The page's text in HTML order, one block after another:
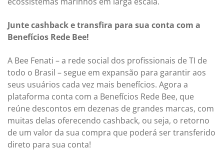
Junte cashback e transfira para sua conta com a
Benefícios Rede Bee!
A Bee Fenati – a rede social dos profissionais de TI de
todo o Brasil – segue em expansão para garantir aos
seus usuários cada vez mais benefícios. Agora a
plataforma conta com a Benefícios Rede Bee, que
reúne descontos em dezenas de grandes marcas, com
muitas delas oferecendo cashback, ou seja, o retorno
de um valor da sua compra que poderá ser transferido
direto para sua conta!